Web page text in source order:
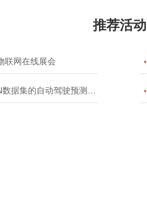
推荐活动
联网在线展会 
的自动驾驶预测模型挑战赛 